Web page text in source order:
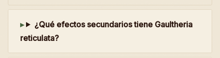
¿Qué efectos secundarios tiene Gaultheria
reticulata?